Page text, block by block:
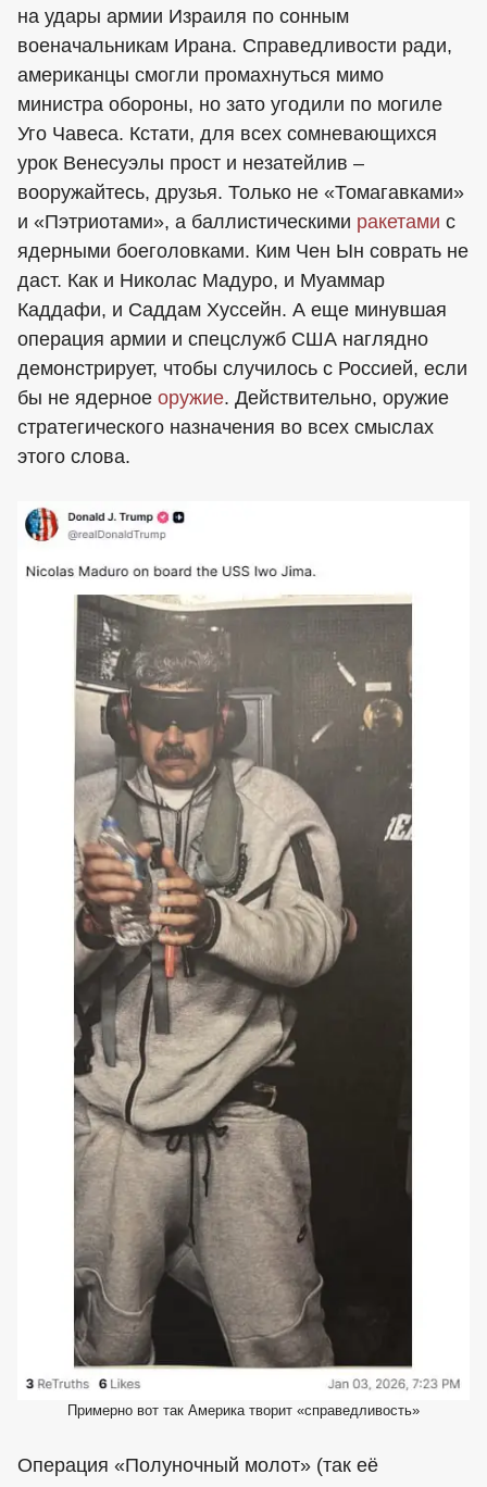
на удары армии Израиля по сонным
военачальникам Ирана. Справедливости ради,
американцы смогли промахнуться мимо
министра обороны, но зато угодили по могиле
Уго Чавеса. Кстати, для всех сомневающихся
урок Венесуэлы прост и незатейлив –
вооружайтесь, друзья. Только не «Томагавками»
и «Пэтриотами», а баллистическими ракетами с
ядерными боеголовками. Ким Чен Ын соврать не
даст. Как и Николас Мадуро, и Муаммар
Каддафи, и Саддам Хуссейн. А еще минувшая
операция армии и спецслужб США наглядно
демонстрирует, чтобы случилось с Россией, если
бы не ядерное оружие. Действительно, оружие
стратегического назначения во всех смыслах
этого слова.
Примерно вот так Америка творит «справедливость»
Операция «Полуночный молот» (так её